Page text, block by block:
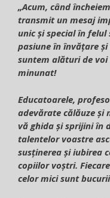
„Acum, când
transmit un mesaj
unic și special în
pasiune în învățare
suntem alături de
minunat!
Educatoarele,
adevărate călăuze și
vă ghida și sprijini în
talentelor voastre
susținerea și iubirea
copiilor voștri.
celor mici sunt